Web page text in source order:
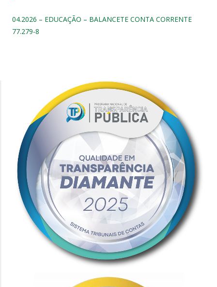
04.2026 – EDUCAÇÃO – BALANCETE CONTA CORRENTE
77.279-8